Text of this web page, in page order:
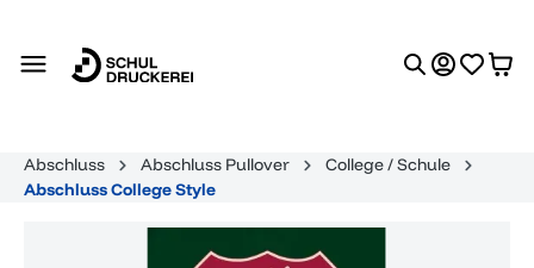
Abschluss Abschluss Pullover
College / Schule
Abschluss College Style
Bildergalerie überspringen